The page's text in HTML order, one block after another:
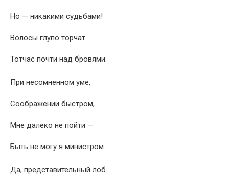
Но — никакими судьбами!
Волосы глупо торчат
Тотчас почти над бровями.
При несомненном уме,
Соображении быстром,
Мне далеко не пойти —
Быть не могу я министром.
Да, представительный лоб